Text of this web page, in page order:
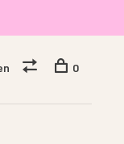
0